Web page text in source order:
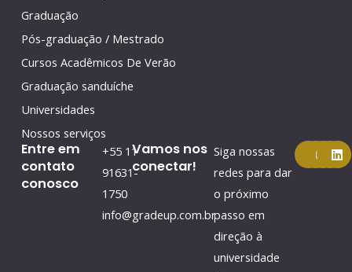
Graduação
Pós-graduação / Mestrado
Cursos Acadêmicos De Verão
Graduação sanduíche
Universidades
Nossos serviços
Entre em
contato
conosco
+55 11
91631-
1750
info@gradeup.com.br
Vamos nos
conectar!
Siga nossas
redes para dar
o próximo
passo em
direção à
universidade
F
c
Y
u
I
n
s
L
i
n